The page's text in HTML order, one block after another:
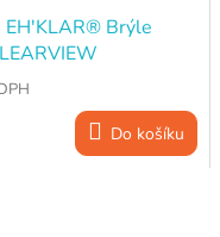
EH'KLAR® Brýle
Do košíku